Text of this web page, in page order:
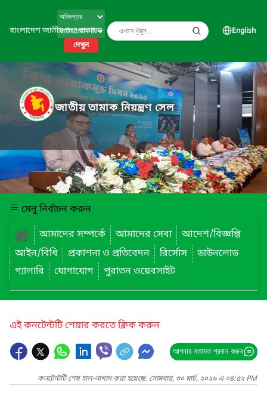
বাংলাদেশ জাতীয় তথ্য বাতায়ন
দেখুন
English
জাতীয় তামাক নিয়ন্ত্রণ সেল
মেনু নির্বাচন করুন
আমাদের সম্পর্কে
আমাদের সেবা
আদেশ/বিজ্ঞপ্তি
আইন/বিধি
প্রকাশনা ও প্রতিবেদন রির্সোস
ডাউনলোড
গ্যালারি
যোগাযোগ পুরাতন ওয়েবসাইট
এই কনটেন্টটি শেয়ার করতে ক্লিক করুন
আপনার মতামত প্রদান করুন
কনটেন্টটি শেষ হাল-নাগাদ করা হয়েছে: সোমবার, ৩০ মার্চ, ২০২৬ এ ০৪:৫২ PM